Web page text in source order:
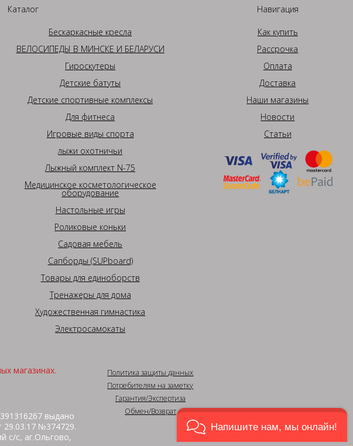
Каталог
Бескаркасные кресла
ВЕЛОСИПЕДЫ В МИНСКЕ И БЕЛАРУСИ
Гироскутеры
Детские батуты
Детские спортивные комплексы
Для фитнеса
Игровые виды спорта
лыжи охотничьи
Лыжный комплект N-75
Медицинское косметологическое
оборудование
Настольные игры
Роликовые коньки
Садовая мебель
Сапборды (SUPboard)
Товары для единоборств
Тренажеры для дома
Художественная гимнастика
Электросамокаты
Навигация
Как купить
Рассрочка
Оплата
Доставка
Наши магазины
Новости
Статьи
магазинах.
выдано
29.03.17 №374729.
с/с, аг.Ольгово,
Политика защиты данных
Потребителям на заметку
Гарантия/Экспертиза
Обмен/Возврат
Напишите нам, мы онлайн!